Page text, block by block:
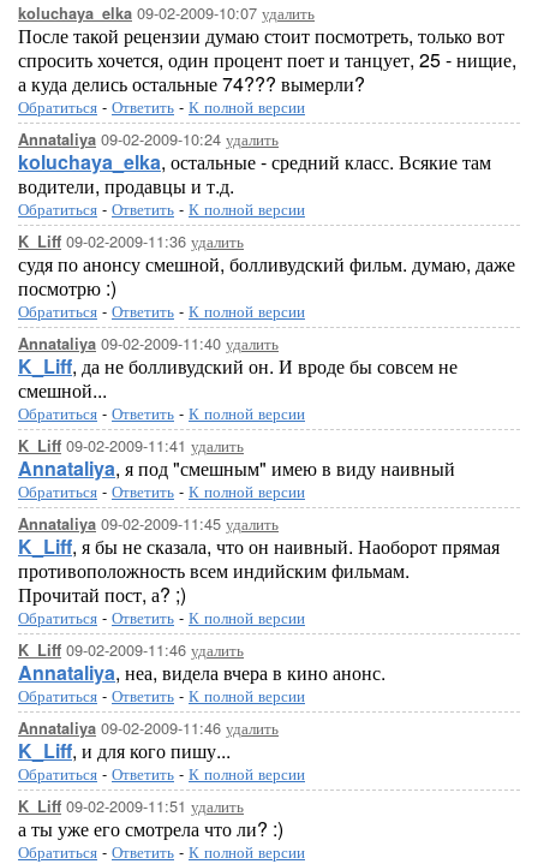
koluchaya_elka 09-02-2009-10:07 удалить
После такой рецензии думаю стоит посмотреть, только вот
спросить хочется, один процент поет и танцует, 25 - нищие,
а куда делись остальные 74??? вымерли?
Обратиться - Ответить - К полной версии
Annataliya 09-02-2009-10:24 удалить
koluchaya_elka, остальные - средний класс. Всякие там
водители, продавцы и т.д.
Обратиться - Ответить - К полной версии
K_Liff 09-02-2009-11:36 удалить
судя по анонсу смешной, болливудский фильм. думаю, даже
посмотрю :)
Обратиться - Ответить - К полной версии
Annataliya 09-02-2009-11:40 удалить
K_Liff, да не болливудский он. И вроде бы совсем не
смешной...
Обратиться - Ответить - К полной версии
K_Liff 09-02-2009-11:41 удалить
Annataliya, я под "смешным" имею в виду наивный
Обратиться - Ответить - К полной версии
Annataliya 09-02-2009-11:45 удалить
K_Liff, я бы не сказала, что он наивный. Наоборот прямая
противоположность всем индийским фильмам.
Прочитай пост, а? ;)
Обратиться - Ответить - К полной версии
K_Liff 09-02-2009-11:46 удалить
Annataliya, неа, видела вчера в кино анонс.
Обратиться - Ответить - К полной версии
Annataliya 09-02-2009-11:46 удалить
K_Liff, и для кого пишу...
Обратиться - Ответить - К полной версии
K_Liff 09-02-2009-11:51 удалить
а ты уже его смотрела что ли? :)
Обратиться - Ответить - К полной версии